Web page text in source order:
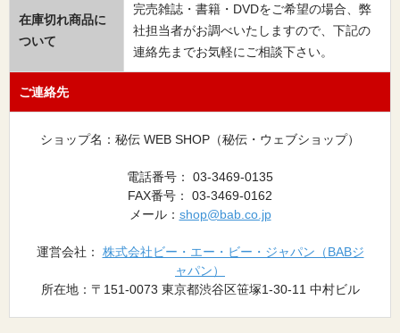
在庫切れ商品に
ついて
完売雑誌・書籍・DVDをご希望の場合、弊
社担当者がお調べいたしますので、下記の
連絡先までお気軽にご相談下さい。
ご連絡先
ショップ名：秘伝 WEB SHOP（秘伝・ウェブショップ）
電話番号： 03-3469-0135
FAX番号： 03-3469-0162
メール： shop@bab.co.jp
運営会社： 株式会社ビー・エー・ビー・ジャパン（BABジ
ャパン）
所在地：〒151-0073 東京都渋谷区笹塚1-30-11 中村ビル